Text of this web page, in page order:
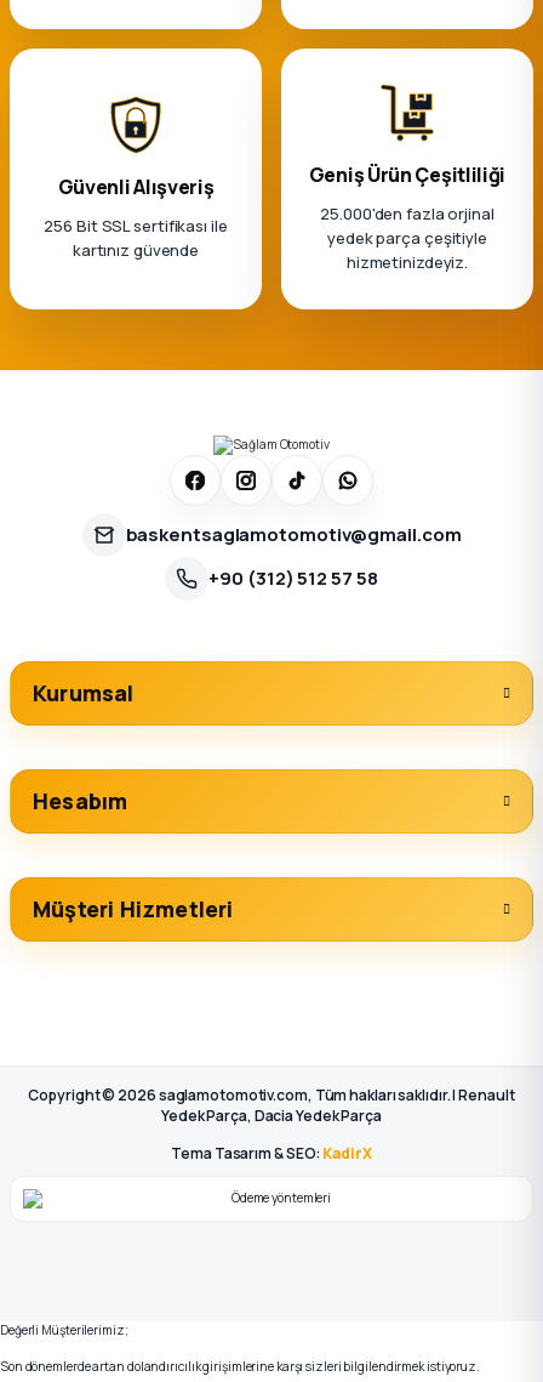
Güvenli Alışveriş
256 Bit SSL sertifikası ile
kartınız güvende
Geniş Ürün Çeşitliliği
25.000'den fazla orjinal
yedek parça çeşitiyle
hizmetinizdeyiz.
baskentsaglamotomotiv@gmail.com
+90 (312) 512 57 58
Kurumsal
Hesabım
Müşteri Hizmetleri
Copyright © 2026 saglamotomotiv.com, Tüm hakları saklıdır. | Renault
Yedek Parça, Dacia Yedek Parça
Tema Tasarım & SEO: KadirX
Değerli Müşterilerimiz;
Son dönemlerde artan dolandırıcılık girişimlerine karşı sizleri bilgilendirmek istiyoruz.